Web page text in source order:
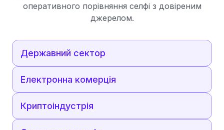
оперативного порівняння селфі з довіреним
джерелом.
Державний сектор
Електронна комерція
Криптоіндустрія